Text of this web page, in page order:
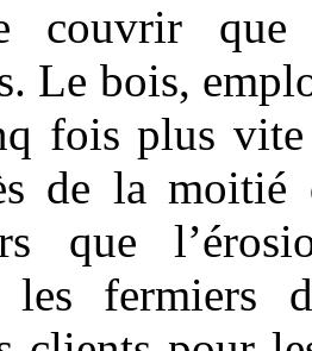
couvrir
Le bois,
fois plus
de la moitié
que
les fermiers